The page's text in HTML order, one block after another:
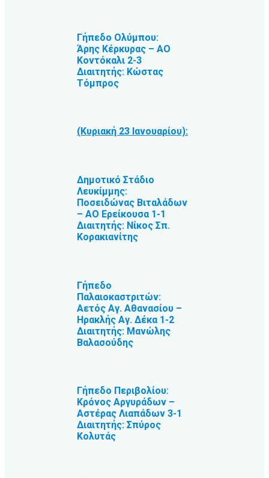
Γήπεδο Ολύμπου:
Άρης Κέρκυρας – ΑΟ
Κοντόκαλι 2-3
Διαιτητής: Κώστας
Τόμπρος
(Κυριακή 23 Ιανουαρίου):
Δημοτικό Στάδιο
Λευκίμμης:
Ποσειδώνας Βιταλάδων
– ΑΟ Ερείκουσα 1-1
Διαιτητής: Νίκος Σπ.
Κορακιανίτης
Γήπεδο
Παλαιοκαστριτών:
Αετός Αγ. Αθανασίου –
Ηρακλής Αγ. Δέκα 1-2
Διαιτητής: Μανώλης
Βαλασούδης
Γήπεδο Περιβολίου:
Κρόνος Αργυράδων –
Αστέρας Λιαπάδων 3-1
Διαιτητής: Σπύρος
Κολυτάς